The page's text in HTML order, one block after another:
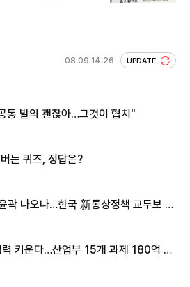
08.09 14:26 UPDATE
동 발의 괜찮아…그것이 협치"
는 퀴즈, 정답은?
곽 나오나…한국 新통상정책 교두보 활
력 키운다…산업부 15개 과제 180억 지